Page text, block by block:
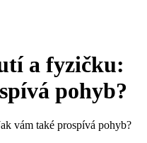
a fyzičku:
pohyb?
vám také prospívá pohyb?